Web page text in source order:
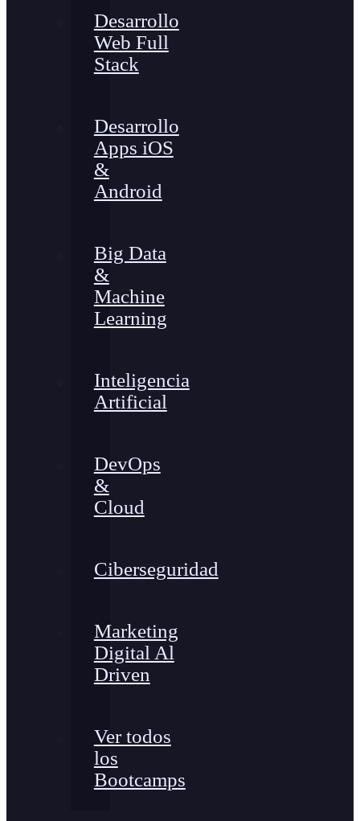
Desarrollo
Web Full
Stack
Desarrollo
Apps iOS
&
Android
Big Data
&
Machine
Learning
Inteligencia
Artificial
DevOps
&
Cloud
Ciberseguridad
Marketing
Digital Al
Driven
Ver todos
los
Bootcamps